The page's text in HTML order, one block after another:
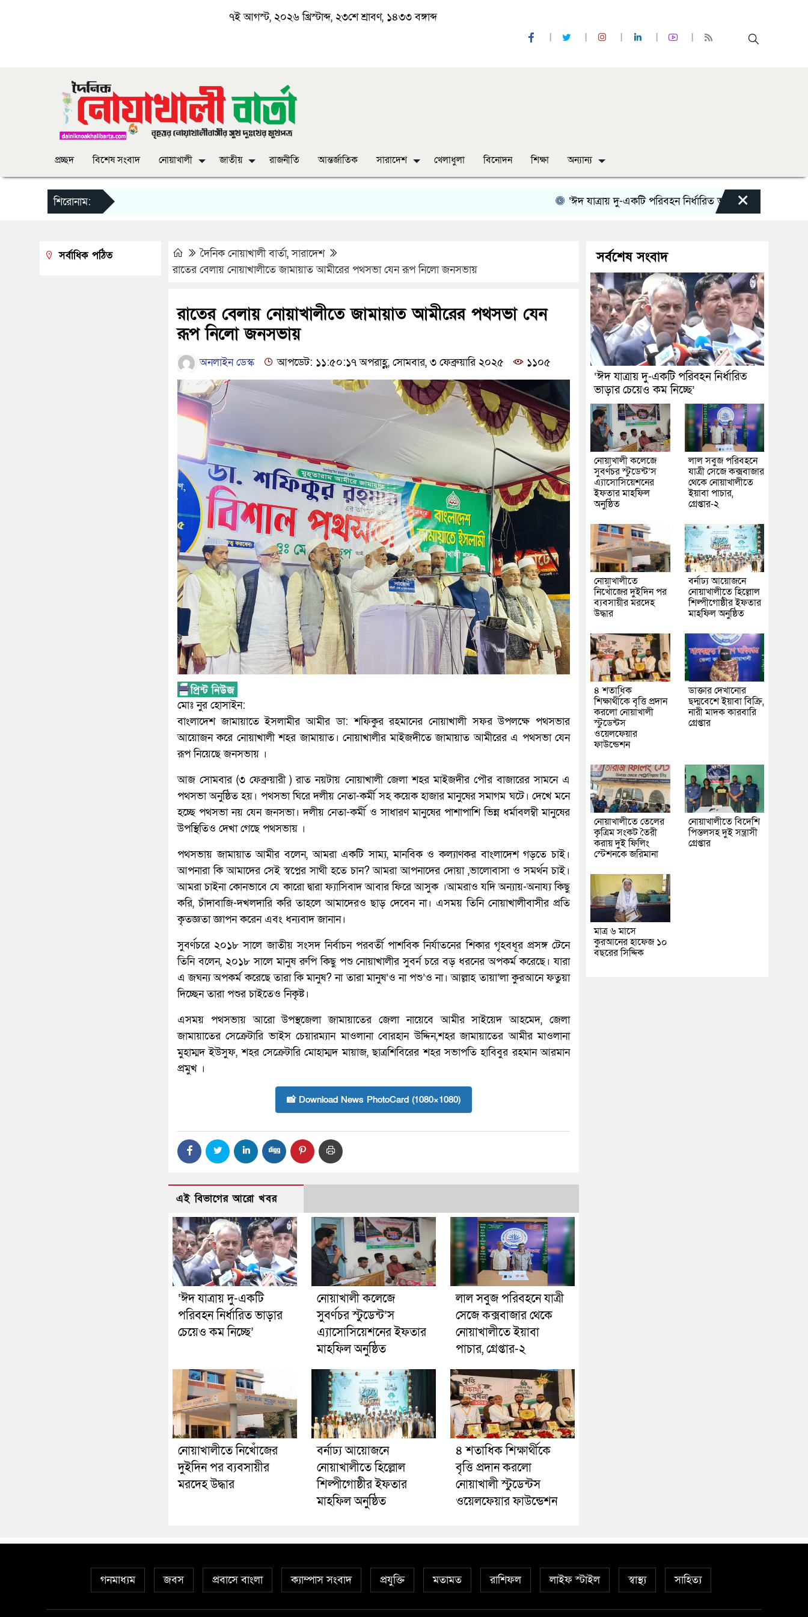
৭ই আগস্ট, ২০২৬ খ্রিস্টাব্দ, ২৩শে শ্রাবণ, ১৪৩৩ বঙ্গাব্দ
প্রচ্ছদ বিশেষ সংবাদ নোয়াখালী জাতীয় রাজনীতি আন্তর্জাতিক সারাদেশ খেলাধুলা বিনোদন শিক্ষা অন্যান্য
শিরোনাম: ‘ঈদ যাত্রায় দু-একটি পরিবহন নির্ধারিত ভাড়ার চেয়েও কম নিচ্ছে’
×
দৈনিক নোয়াখালী বার্তা,সারাদেশ
রাতের বেলায় নোয়াখালীতে জামায়াত আমীরের পথসভা যেন রূপ নিলো জনসভায়
রাতের বেলায় নোয়াখালীতে জামায়াত আমীরের পথসভা যেন
রূপ নিলো জনসভায়
অনলাইন ডেস্ক আপডেট: ১১:৫০:১৭ অপরাহ্ণ, সোমবার, ৩ ফেব্রুয়ারি ২০২৫ ১১০৫
মোঃ নুর হোসাইন:
বাংলাদেশ জামায়াতে ইসলামীর আমীর ডা: শফিকুর রহমানের নোয়াখালী সফর উপলক্ষে পথসভার
আয়োজন করে নোয়াখালী শহর জামায়াত। নোয়াখালীর মাইজদীতে জামায়াত আমীরের এ পথসভা যেন
রূপ নিয়েছে জনসভায় ।
আজ সোমবার (৩ ফেব্রুয়ারী ) রাত নয়টায় নোয়াখালী জেলা শহর মাইজদীর পৌর বাজারের সামনে এ
পথসভা অনুষ্ঠিত হয়। পথসভা ঘিরে দলীয় নেতা-কর্মী সহ কয়েক হাজার মানুষের সমাগম ঘটে। দেখে মনে
হচ্ছে পথসভা নয় যেন জনসভা। দলীয় নেতা-কর্মী ও সাধারণ মানুষের পাশাপাশি ভিন্ন ধর্মাবলম্বী মানুষের
উপস্থিতিও দেখা গেছে পথসভায় ।
পথসভায় জামায়াত আমীর বলেন, আমরা একটি সাম্য, মানবিক ও কল্যাণকর বাংলাদেশ গড়তে চাই।
আপনারা কি আমাদের সেই স্বপ্নের সাথী হতে চান? আমরা আপনাদের দোয়া ,ভালোবাসা ও সমর্থন চাই।
আমরা চাইনা কোনভাবে যে কারো দ্বারা ফ্যাসিবাদ আবার ফিরে আসুক ।আমরাও যদি অন্যায়-অনায্য কিছু
করি, চাঁদাবাজি-দখলদারি করি তাহলে আমাদেরও ছাড় দেবেন না। এসময় তিনি নোয়াখালীবাসীর প্রতি
কৃতজ্ঞতা জ্ঞাপন করেন এবং ধন্যবাদ জানান।
সুবর্ণচরে ২০১৮ সালে জাতীয় সংসদ নির্বাচন পরবর্তী পাশবিক নির্যাতনের শিকার গৃহবধূর প্রসঙ্গ টেনে
তিনি বলেন, ২০১৮ সালে মানুষ রুপি কিছু পশু নোয়াখালীর সুবর্ন চরে বড় ধরনের অপকর্ম করেছে। যারা
এ জঘন্য অপকর্ম করেছে তারা কি মানুষ? না তারা মানুষ’ও না পশু’ও না। আল্লাহ তায়া’লা কুরআনে ফতুয়া
দিচ্ছেন তারা পশুর চাইতেও নিকৃষ্ট।
এসময় পথসভায় আরো উপস্থজেলা জামায়াতের জেলা নায়েবে আমীর সাইয়েদ আহমেদ, জেলা
জামায়াতের সেক্রেটারি ভাইস চেয়ারম্যান মাওলানা বোরহান উদ্দিন,শহর জামায়াতের আমীর মাওলানা
মুহাম্মদ ইউসুফ, শহর সেক্রেটারি মোহাম্মদ মায়াজ, ছাত্রশিবিরের শহর সভাপতি হাবিবুর রহমান আরমান
প্রমুখ ।
📸 Download News PhotoCard (1080×1080)
এই বিভাগের আরো খবর
‘ঈদ যাত্রায় দু-একটি
পরিবহন নির্ধারিত ভাড়ার
চেয়েও কম নিচ্ছে’
নোয়াখালী কলেজে
সুবর্ণচর স্টুডেন্ট’স
এ্যাসোসিয়েশনের ইফতার
মাহফিল অনুষ্ঠিত
লাল সবুজ পরিবহনে যাত্রী
সেজে কক্সবাজার থেকে
নোয়াখালীতে ইয়াবা
পাচার, গ্রেপ্তার-২
নোয়াখালীতে নিখোঁজের
দুইদিন পর ব্যবসায়ীর
মরদেহ উদ্ধার
বর্নাঢ্য আয়োজনে
নোয়াখালীতে হিল্লোল
শিল্পীগোষ্ঠীর ইফতার
মাহফিল অনুষ্ঠিত
৪ শতাধিক শিক্ষার্থীকে
বৃত্তি প্রদান করলো
নোয়াখালী স্টুডেন্টস
ওয়েলফেয়ার ফাউন্ডেশন
সর্বাধিক পঠিত সর্বশেষ সংবাদ
‘ঈদ যাত্রায় দু-একটি পরিবহন নির্ধারিত
ভাড়ার চেয়েও কম নিচ্ছে’
নোয়াখালী কলেজে
সুবর্ণচর স্টুডেন্ট’স
এ্যাসোসিয়েশনের
ইফতার মাহফিল
অনুষ্ঠিত
লাল সবুজ পরিবহনে
যাত্রী সেজে কক্সবাজার
থেকে নোয়াখালীতে
ইয়াবা পাচার,
গ্রেপ্তার-২
নোয়াখালীতে
নিখোঁজের দুইদিন পর
ব্যবসায়ীর মরদেহ
উদ্ধার
বর্নাঢ্য আয়োজনে
নোয়াখালীতে হিল্লোল
শিল্পীগোষ্ঠীর ইফতার
মাহফিল অনুষ্ঠিত
৪ শতাধিক
শিক্ষার্থীকে বৃত্তি প্রদান
করলো নোয়াখালী
স্টুডেন্টস
ওয়েলফেয়ার
ফাউন্ডেশন
ডাক্তার দেখানোর
ছদ্মবেশে ইয়াবা বিক্রি,
নারী মাদক কারবারি
গ্রেপ্তার
নোয়াখালীতে তেলের
কৃত্রিম সংকট তৈরী
করায় দুই ফিলিং
স্টেশনকে জরিমানা
নোয়াখালীতে বিদেশি
পিস্তলসহ দুই সন্ত্রাসী
গ্রেপ্তার
মাত্র ৬ মাসে
কুরআনের হাফেজ ১০
বছরের সিদ্দিক
গনমাধ্যম জবস প্রবাসে বাংলা ক্যাম্পাস সংবাদ প্রযুক্তি মতামত রাশিফল লাইফ স্টাইল স্বাস্থ্য সাহিত্য